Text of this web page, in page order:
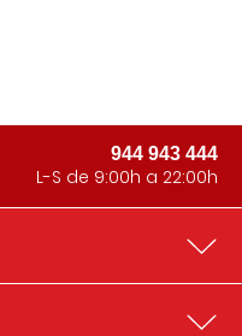
944 943 444
L-S de 9:00h a 22:00h